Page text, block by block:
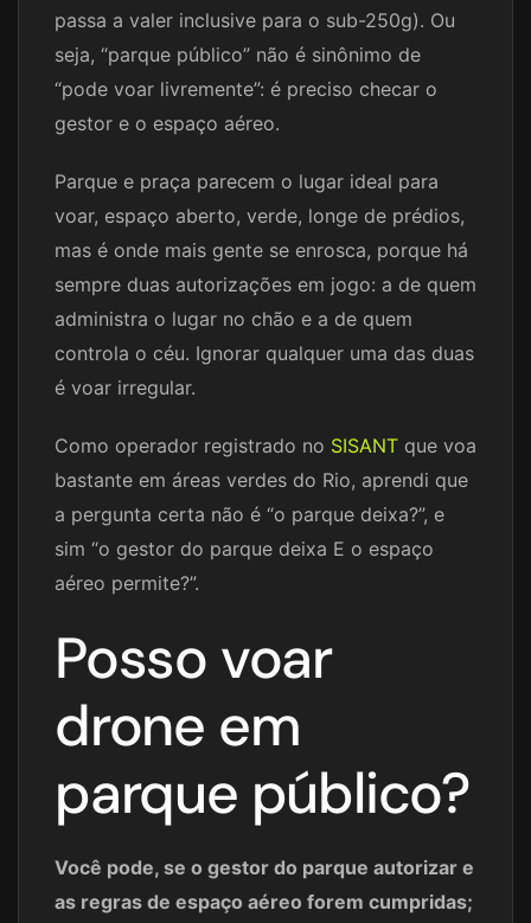
passa a valer inclusive para o sub-250g). Ou
seja, “parque público” não é sinônimo de
“pode voar livremente”: é preciso checar o
gestor e o espaço aéreo.
Parque e praça parecem o lugar ideal para
voar, espaço aberto, verde, longe de prédios,
mas é onde mais gente se enrosca, porque há
sempre duas autorizações em jogo: a de quem
administra o lugar no chão e a de quem
controla o céu. Ignorar qualquer uma das duas
é voar irregular.
Como operador registrado no SISANT que voa
bastante em áreas verdes do Rio, aprendi que
a pergunta certa não é “o parque deixa?”, e
sim “o gestor do parque deixa E o espaço
aéreo permite?”.
Posso voar
drone em
parque público?
Você pode, se o gestor do parque autorizar e
as regras de espaço aéreo forem cumpridas;